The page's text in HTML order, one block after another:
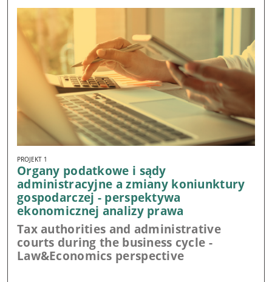
PROJEKT 1
Organy podatkowe i sądy
administracyjne a zmiany koniunktury
gospodarczej - perspektywa
ekonomicznej analizy prawa
Tax authorities and administrative
courts during the business cycle -
Law&Economics perspective